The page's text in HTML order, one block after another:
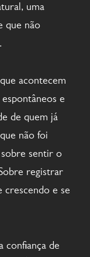
uma
que não
acontecem
e
de quem já
não foi
sobre sentir o
registrar
crescendo e se
confiança de